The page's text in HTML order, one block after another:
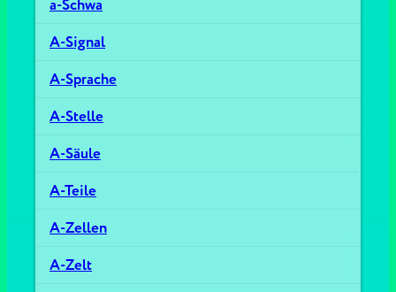
a-Schwa
A-Signal
A-Sprache
A-Stelle
A-Säule
A-Teile
A-Zellen
A-Zelt